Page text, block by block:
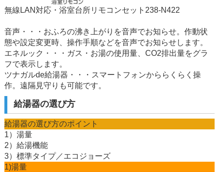
無線LAN対応・浴室台所リモコンセット238-N422
音声・・・おふろの沸き上がりを音声でお知らせ。作動状
態や設定変更時、操作手順などを音声でお知らせします。
エネルック・・・ガス・お湯の使用量、CO2排出量をグラ
フで表示します。
ツナガルde給湯器・・・スマートフォンかららくらく操
作。遠隔見守りも可能です。
給湯器の選び方
給湯器の選び方のポイント
1）湯量
2）給湯機能
3）標準タイプ／エコジョーズ
1)湯量